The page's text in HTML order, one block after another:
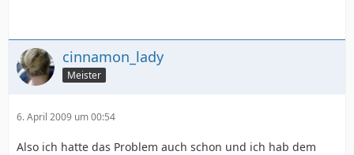
cinnamon_lady
Meister
6. April 2009 um 00:54
Also ich hatte das Problem auch schon und ich hab dem